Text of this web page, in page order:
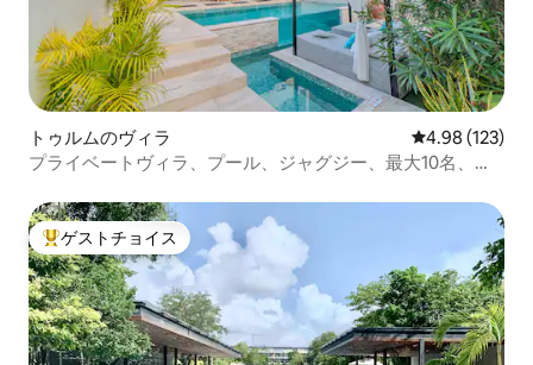
トゥルムのヴィラ レビュー123
4.98 (123)
プライベートヴィラ、プール、ジャグジー、最大10名、コ
大好評のゲストチョイスです。
ゲストチョイス